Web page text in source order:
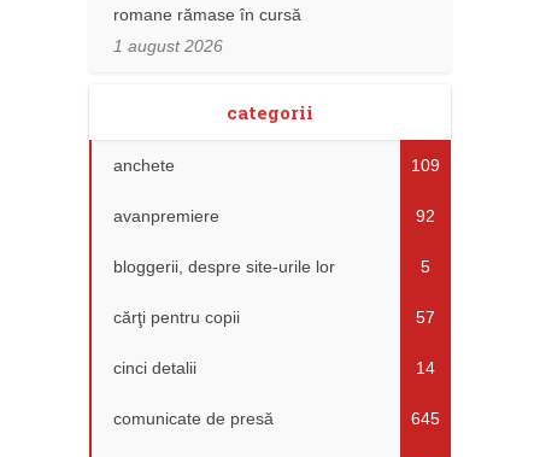
romane rămase în cursă
1 august 2026
categorii
anchete 109
avanpremiere 92
bloggerii, despre site-urile lor 5
cărţi pentru copii 57
cinci detalii 14
comunicate de presă 645